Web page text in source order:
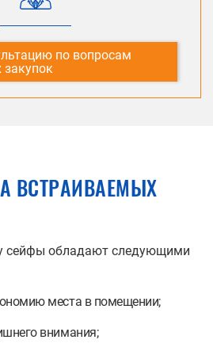
по вопросам
ВСТРАИВАЕМЫХ
сейфы обладают следующими
места в помещении;
внимания;